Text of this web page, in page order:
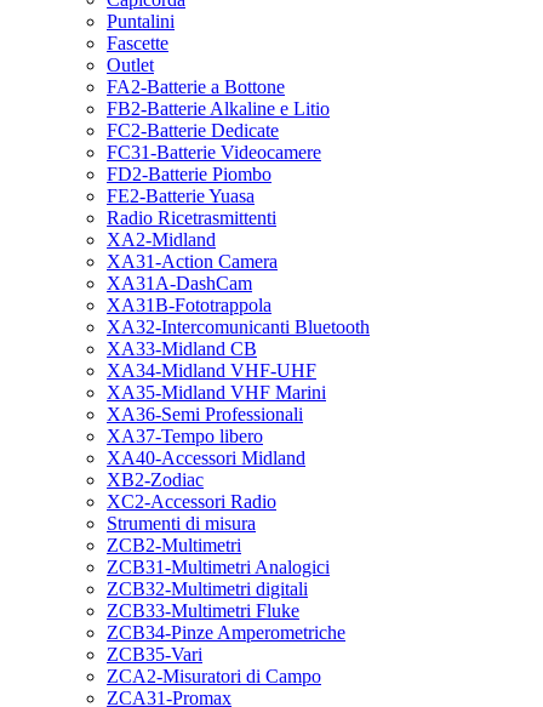
Puntalini
Fascette
Outlet
FA2-Batterie a Bottone
FB2-Batterie Alkaline e Litio
FC2-Batterie Dedicate
FC31-Batterie Videocamere
FD2-Batterie Piombo
FE2-Batterie Yuasa
Radio Ricetrasmittenti
XA2-Midland
XA31-Action Camera
XA31A-DashCam
XA31B-Fototrappola
XA32-Intercomunicanti Bluetooth
XA33-Midland CB
XA34-Midland VHF-UHF
XA35-Midland VHF Marini
XA36-Semi Professionali
XA37-Tempo libero
XA40-Accessori Midland
XB2-Zodiac
XC2-Accessori Radio
Strumenti di misura
ZCB2-Multimetri
ZCB31-Multimetri Analogici
ZCB32-Multimetri digitali
ZCB33-Multimetri Fluke
ZCB34-Pinze Amperometriche
ZCB35-Vari
ZCA2-Misuratori di Campo
ZCA31-Promax